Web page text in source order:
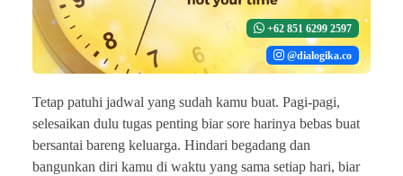
+62 851 6299 2597
@dialogika.co
Tetap patuhi jadwal yang sudah kamu buat. Pagi-pagi,
selesaikan dulu tugas penting biar sore harinya bebas buat
bersantai bareng keluarga. Hindari begadang dan
bangunkan diri kamu di waktu yang sama setiap hari, biar